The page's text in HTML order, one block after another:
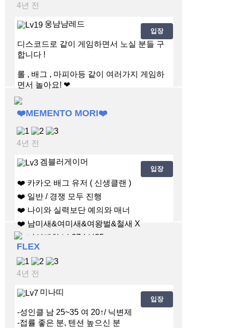
4년 전
입장
웅냠냠레드
디스코드로 같이 게임하면서 노실 분들 구
합니다 !
롤 , 배그 , 마피아등 같이 여러가지 게임하
면서 놀아요! ❤
그리고 1달마다 이벤트 진행해요! ( 상금도
있데요..!)
❤️MEMENTO MORI❤️
4년 전
입장
겜블러게이머
❤️ 카카오 배그 유저 ( 신생클랜 )
❤️ 일반 / 경쟁 모두 진행
❤️ 나이와 실력보단 예의와 매너
❤️ 남미새&여미새&여왕벌&철새 X
❤️ 나이제한 남 27 / 여25
FLEX
4년 전
입장
미나띠
-성인클 남 25~35 여 20↑/ 닉변제
-접률 좋은 분, 텐션 높으신 분